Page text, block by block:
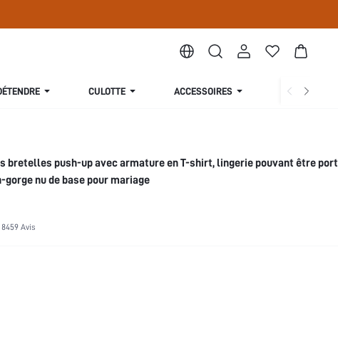
CULOTTE ACCESSOIRES COLLECTION
bretelles push-up avec armature en T-shirt, lingerie pouvant être
nu de base pour mariage
8459 Avis